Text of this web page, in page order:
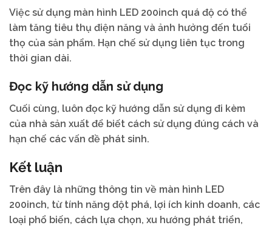
Việc sử dụng màn hình LED 200inch quá độ có thể
làm tăng tiêu thụ điện năng và ảnh hưởng đến tuổi
thọ của sản phẩm. Hạn chế sử dụng liên tục trong
thời gian dài.
Đọc kỹ hướng dẫn sử dụng
Cuối cùng, luôn đọc kỹ hướng dẫn sử dụng đi kèm
của nhà sản xuất để biết cách sử dụng đúng cách và
hạn chế các vấn đề phát sinh.
Kết luận
Trên đây là những thông tin về màn hình LED
200inch, từ tính năng đột phá, lợi ích kinh doanh, các
loại phổ biến, cách lựa chọn, xu hướng phát triển,